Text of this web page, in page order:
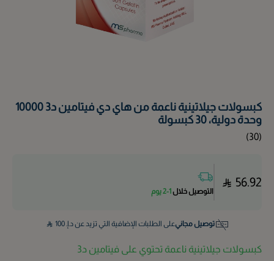
كبسولات جيلاتينية ناعمة من هاي دي فيتامين د3 10000
وحدة دولية، 30 كبسولة
(
30
)
56.92
التوصيل خلال 1-2 يوم
توصيل مجانيعلى الطلبات الإضافية التي تزيد عن د.إ.100
كبسولات جيلاتينية ناعمة تحتوي على فيتامين د3